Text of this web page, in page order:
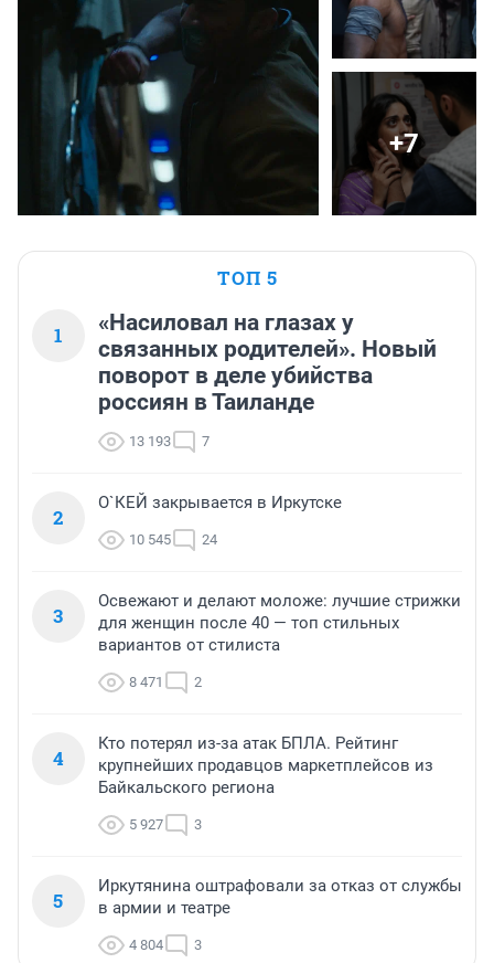
+7
ТОП 5
1
«Насиловал на глазах у
связанных родителей». Новый
поворот в деле убийства
россиян в Таиланде
13 193 7
2
О`КЕЙ закрывается в Иркутске
10 545 24
3
Освежают и делают моложе: лучшие стрижки
для женщин после 40 — топ стильных
вариантов от стилиста
8 471 2
4
Кто потерял из-за атак БПЛА. Рейтинг
крупнейших продавцов маркетплейсов из
Байкальского региона
5 927 3
5
Иркутянина оштрафовали за отказ от службы
в армии и театре
4 804 3